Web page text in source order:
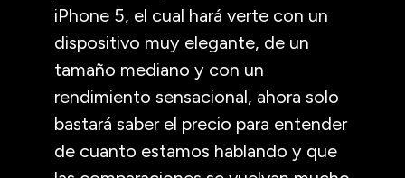
iPhone 5, el cual hará verte con un
dispositivo muy elegante, de un
tamaño mediano y con un
rendimiento sensacional, ahora solo
bastará saber el precio para entender
de cuanto estamos hablando y que